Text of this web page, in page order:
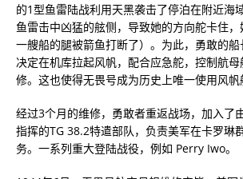
的1型鱼雷陆战利用天黑袭击了停泊在附近海
鱼雷击中凶猛的舷侧，导致她的方向舵卡住
一艘船的腿被箭鱼打断了）。为此，勇敢的船
决定在机库拉起风帆，配合应急舵，控制航
修。这也使得无畏号成为历史上唯一使用风帆
经过3个月的维修，勇敢者重返战场，加入了
指挥的TG 38.2特遣部队，负责美军在卡罗琳
务。一系列重大登陆战役，例如 Perry Iwo。